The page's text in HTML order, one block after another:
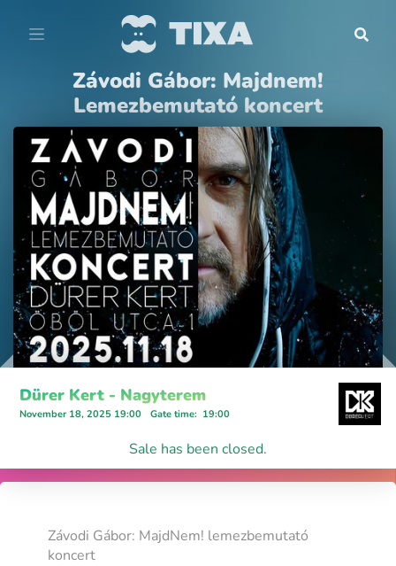
Závodi Gábor: Majdnem!
Lemezbemutató koncert
Dürer Kert - Nagyterem
November 18, 2025 19:00 Gate time: 19:00
Sale has been closed.
Závodi Gábor: MajdNem! lemezbemutató
koncert